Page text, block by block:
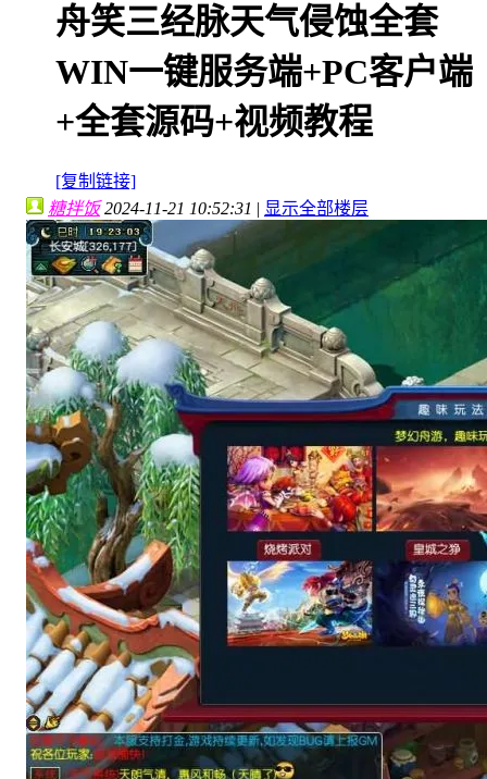
舟笑三经脉天气侵蚀全套
WIN一键服务端+PC客户端
+全套源码+视频教程
[复制链接]
糖拌饭2024-11-21 10:52:31 | 显示全部楼层